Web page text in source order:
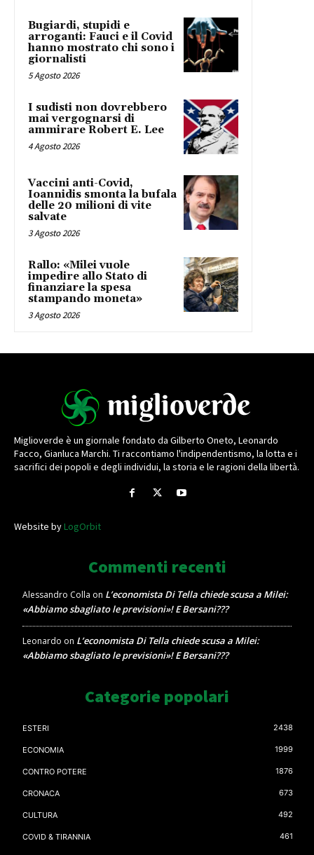
Bugiardi, stupidi e
arroganti: Fauci e il Covid
hanno mostrato chi sono i
giornalisti
5 Agosto 2026
I sudisti non dovrebbero
mai vergognarsi di
ammirare Robert E. Lee
4 Agosto 2026
Vaccini anti-Covid,
Ioannidis smonta la bufala
delle 20 milioni di vite
salvate
3 Agosto 2026
Rallo: «Milei vuole
impedire allo Stato di
finanziare la spesa
stampando moneta»
3 Agosto 2026
Miglioverde è un giornale fondato da Gilberto Oneto, Leonardo
Facco, Gianluca Marchi. Ti raccontiamo l'indipendentismo, la lotta e i
sacrifici dei popoli e degli individui, la storia e le ragioni della libertà.
Website byLogOrbit
Commenti recenti
Alessandro Colla on L’economista Di Tella chiede scusa a Milei:
«Abbiamo sbagliato le previsioni»! E Bersani???
Leonardo on L’economista Di Tella chiede scusa a Milei:
«Abbiamo sbagliato le previsioni»! E Bersani???
Categorie popolari
ESTERI 2438
ECONOMIA 1999
CONTRO POTERE 1876
CRONACA 673
CULTURA 492
COVID & TIRANNIA 461